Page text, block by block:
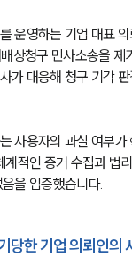
운영하는 기업 대표
상청구 민사소송을 제
가 대응해 청구 기각
사용자의 과실 여부가
적인 증거 수집과 법
을 입증했습니다.
당한 기업 의뢰인의